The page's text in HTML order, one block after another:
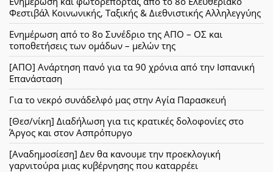
Φεστιβάλ Κοινωνικής, Ταξικής & Διεθνιστικής Αλληλεγγύης
Ενημέρωση από το 8ο Συνέδριο της ΑΠΟ – ΟΣ και
τοποθετήσεις των ομάδων – μελών της
[ΑΠΟ] Ανάρτηση πανό για τα 90 χρόνια από την Ισπανική
Επανάσταση
Για το νεκρό συνάδελφό μας στην Αγία Παρασκευή
[Θεσ/νίκη] Διαδήλωση για τις κρατικές δολοφονίες στο
Άργος και στον Ασπρόπυργο
[Αναδημοσίεση] Δεν θα κανουμε την προεκλογική
γαρνιτούρα μιας κυβέρνησης που καταρρέει